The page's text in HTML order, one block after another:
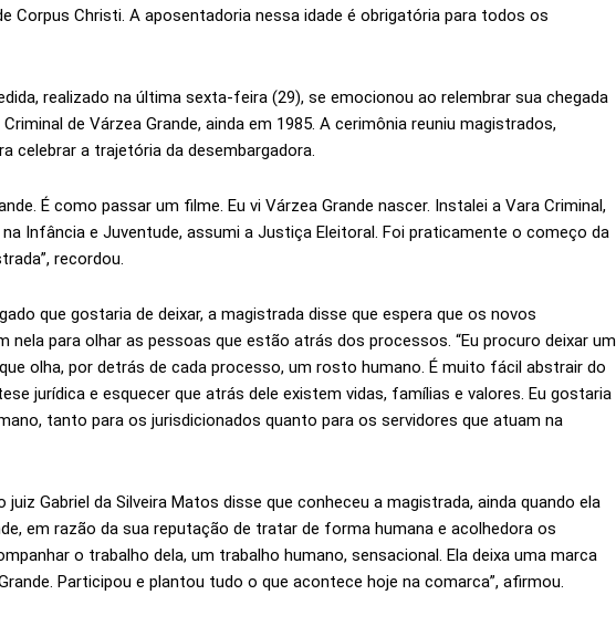
Corpus Christi. A aposentadoria nessa idade é obrigatória para todos os
realizado na última sexta-feira (29), se emocionou ao relembrar sua chegada
de Várzea Grande, ainda em 1985. A cerimônia reuniu magistrados,
celebrar a trajetória da desembargadora.
É como passar um filme. Eu vi Várzea Grande nascer. Instalei a Vara Criminal,
Infância e Juventude, assumi a Justiça Eleitoral. Foi praticamente o começo da
recordou.
que gostaria de deixar, a magistrada disse que espera que os novos
nela para olhar as pessoas que estão atrás dos processos. “Eu procuro deixar um
olha, por detrás de cada processo, um rosto humano. É muito fácil abstrair do
jurídica e esquecer que atrás dele existem vidas, famílias e valores. Eu gostaria
tanto para os jurisdicionados quanto para os servidores que atuam na
juiz Gabriel da Silveira Matos disse que conheceu a magistrada, ainda quando ela
em razão da sua reputação de tratar de forma humana e acolhedora os
o trabalho dela, um trabalho humano, sensacional. Ela deixa uma marca
Participou e plantou tudo o que acontece hoje na comarca”, afirmou.